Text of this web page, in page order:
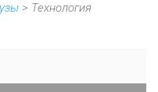
> Технология